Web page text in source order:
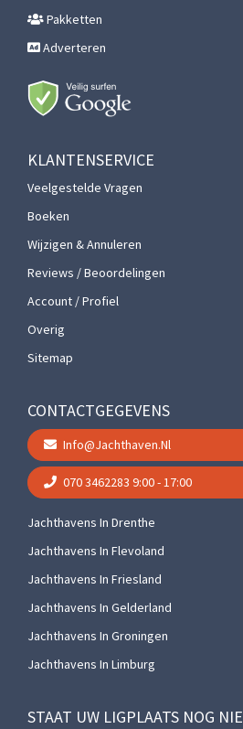
Pakketten
Adverteren
KLANTENSERVICE
Veelgestelde Vragen
Boeken
Wijzigen & Annuleren
Reviews / Beoordelingen
Account / Profiel
Overig
Sitemap
CONTACTGEGEVENS
Info@jachthaven.nl
070 3462283 9:00 - 17:00
Jachthavens In Drenthe
Jachthavens In Flevoland
Jachthavens In Friesland
Jachthavens In Gelderland
Jachthavens In Groningen
Jachthavens In Limburg
STAAT UW LIGPLAATS NOG